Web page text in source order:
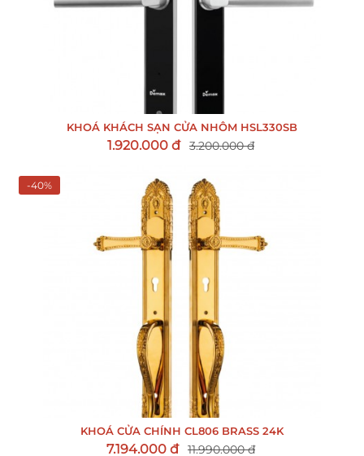
KHOÁ KHÁCH SẠN CỬA NHÔM HSL330SB
1.920.000 đ 3.200.000 đ
-40%
KHOÁ CỬA CHÍNH CL806 BRASS 24K
7.194.000 đ 11.990.000 đ